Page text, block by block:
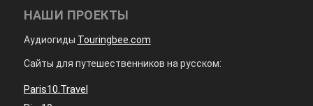
НАШИ ПРОЕКТЫ
Аудиогиды Touringbee.com
Сайты для путешественников на русском:
Paris10.Travel